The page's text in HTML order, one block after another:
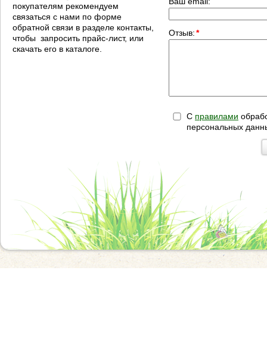
покупателям рекомендуем
связаться с нами по форме
обратной связи в разделе контакты,
чтобы запросить прайс-лист, или
скачать его в каталоге.
Отзыв:*
С правилами
персональных